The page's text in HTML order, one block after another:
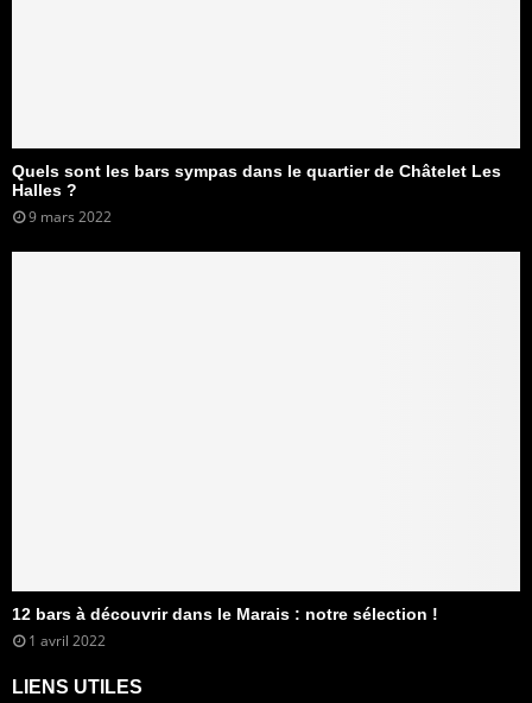
Quels sont les bars sympas dans le quartier de Châtelet Les
Halles ?
9 mars 2022
12 bars à découvrir dans le Marais : notre sélection !
1 avril 2022
LIENS UTILES